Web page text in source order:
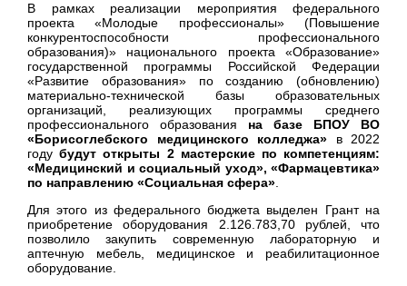
В рамках реализации мероприятия федерального
проекта «Молодые профессионалы» (Повышение
конкурентоспособности профессионального
образования)» национального проекта «Образование»
государственной программы Российской Федерации
«Развитие образования» по созданию (обновлению)
материально-технической базы образовательных
организаций, реализующих программы среднего
профессионального образования на базе БПОУ ВО
«Борисоглебского медицинского колледжа» в 2022
годубудут открыты 2 мастерские по компетенциям:
«Медицинский и социальный уход», «Фармацевтика»
по направлению «Социальная сфера».
Для этого из федерального бюджета выделен Грант на
приобретение оборудования 2.126.783,70 рублей, что
позволило закупить современную лабораторную и
аптечную мебель, медицинское и реабилитационное
оборудование.